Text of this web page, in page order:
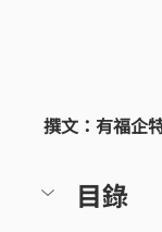
撰文：有福企
目錄